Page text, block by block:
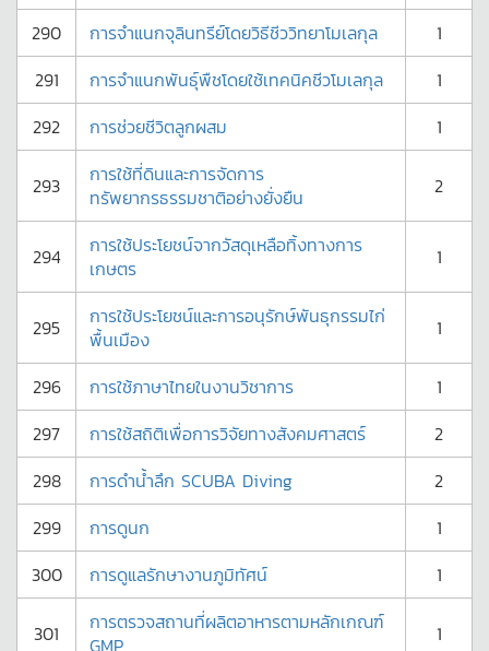
290
การจำแนกจุลินทรีย์โดยวิธีชีววิทยาโมเลกุล
1
291
การจำแนกพันธุ์พืชโดยใช้เทคนิคชีวโมเลกุล
1
292
การช่วยชีวิตลูกผสม 1
293
การใช้ที่ดินและการจัดการ
ทรัพยากรธรรมชาติอย่างยั่งยืน
2
294
การใช้ประโยชน์จากวัสดุเหลือทิ้งทางการ
เกษตร
1
295
การใช้ประโยชน์และการอนุรักษ์พันธุกรรมไก่
พื้นเมือง
1
296 การใช้ภาษาไทยในงานวิชาการ
1
297
การใช้สถิติเพื่อการวิจัยทางสังคมศาสตร์
2
298
การดำน้ำลึก SCUBA Diving
2
299
การดูนก
1
300
การดูแลรักษางานภูมิทัศน์ 1
301
การตรวจสถานที่ผลิตอาหารตามหลักเกณฑ์
GMP
1